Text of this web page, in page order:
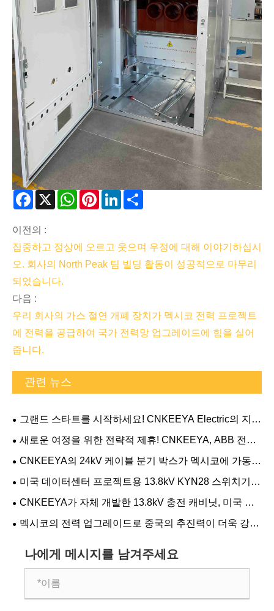
Facebook
X WhatsAppPinterestLinkedIn
이전의 :
집중하고 정상에 오르고 웃으며 우정에 대해 이야기하십시
오. 회사의 North Peak 팀 빌딩 활동이 성공적으로 마무리
되었습니다.
다음 :
우리 회사의 가스 절연 개폐 장치가 멕시코 전력 프로젝트
에 전력을 공급하여 국가 전력망 업그레이드에 힘을 실어
줍니다.
관련 뉴스
그랜드 스타트를 시작하세요! CNKEEYA Electric의 지하
캐비닛 전체 세트가 미국 오하이오 데이터 센터 프로젝트
에 배송되었습니다.
새로운 여정을 위한 전략적 제휴! CNKEEYA, ABB 전기
사업부의 2026년 전략적 파트너로 선정
CNKEEYA의 24kV 케이블 분기 박스가 멕시코에 가동되
어 지역 전력망을 강화합니다.
미국 데이터센터 프로젝트용 13.8kV KYN28 스위치기어
납품
CNKEEYA가 자체 개발한 13.8kV 충전 캐비닛, 미국 데
이터센터에 성공적으로 안착
멕시코의 전력 업그레이드로 중국의 추진력이 더욱 강화
복 주문 확보
나에게 메시지를 남겨주세요